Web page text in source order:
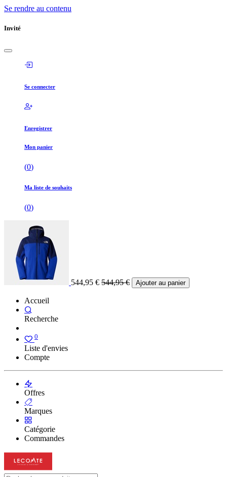
Se rendre au contenu
Invité
Se connecter
Enregistrer
Mon panier
(0)
Ma liste de souhaits
(0)
544,95 € 544,95€ Ajouter au panier
Accueil
Recherche
0
Liste d'envies
Compte
Offres
Marques
Catégorie
Commandes